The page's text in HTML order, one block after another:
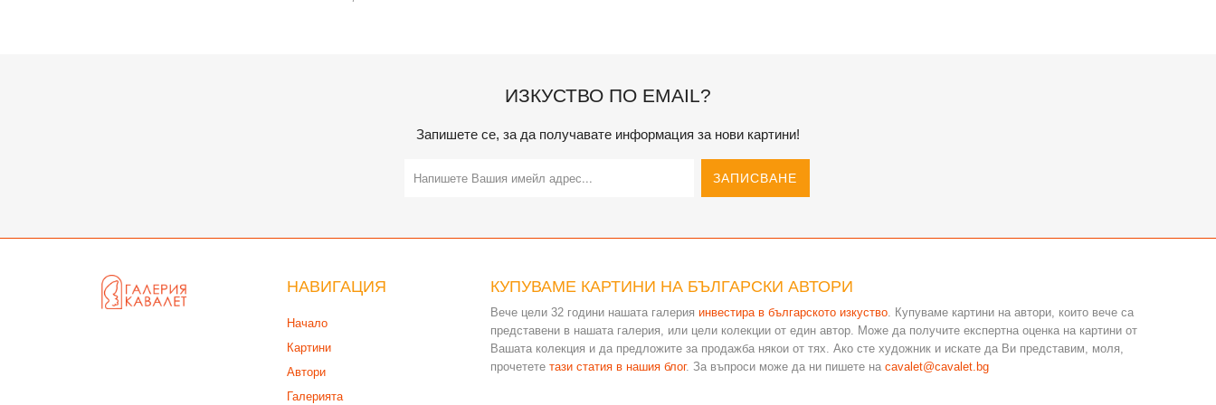
ИЗКУСТВО ПО EMAIL?
Запишете се, за да получавате информация за нови картини!
НАВИГАЦИЯ
Начало
Картини
Автори
Галерията
КУПУВАМЕ КАРТИНИ НА БЪЛГАРСКИ АВТОРИ
Вече цели 32 години нашата галерия инвестира в българското изкуство . Купуваме картини на автори, които вече са
представени в нашата галерия, или цели колекции от един автор. Може да получите експертна оценка на картини от
Вашата колекция и да предложите за продажба някои от тях. Ако сте художник и искате да Ви представим, моля,
прочетете тази статия в нашия блог. За въпроси може да ни пишете на cavalet@cavalet.bg